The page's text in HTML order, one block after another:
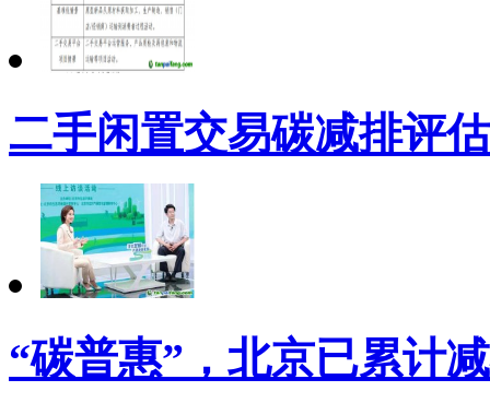
二手闲置交易碳减排评
“碳普惠”，北京已累计